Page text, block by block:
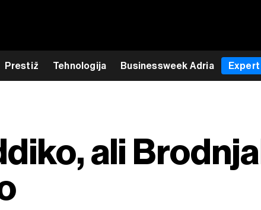
Prestiž Tehnologija Businessweek Adria Expert
ali